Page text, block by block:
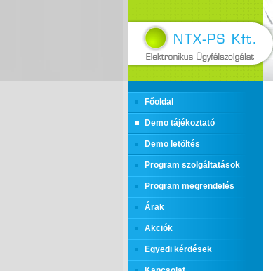
Főoldal
Demo tájékoztató
Demo letöltés
Program szolgáltatások
Program megrendelés
Árak
Akciók
Egyedi kérdések